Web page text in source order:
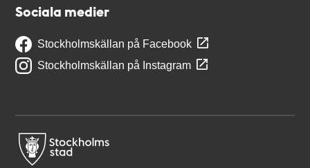
Sociala medier
Stockholmskällan på Facebook
Stockholmskällan på Instagram